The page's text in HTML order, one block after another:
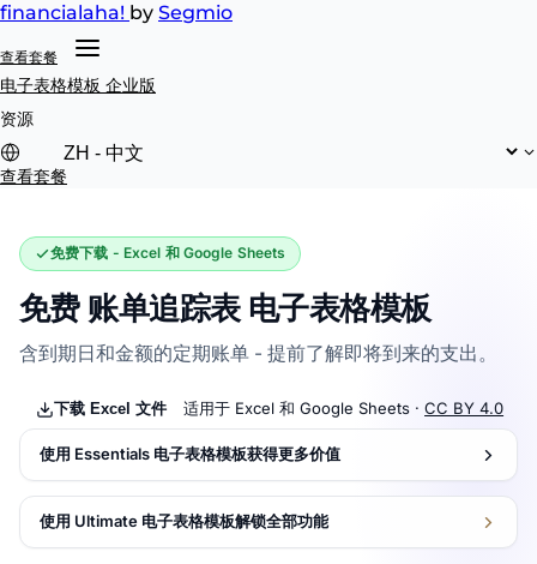
financialaha! by Segmio
查看套餐
电子表格模板 企业版
资源
查看套餐
免费下载 - Excel 和 Google Sheets
免费 账单追踪表 电子表格模板
含到期日和金额的定期账单 - 提前了解即将到来的支出。
下载 Excel 文件 适用于 Excel 和 Google Sheets ·CC BY 4.0
使用 Essentials 电子表格模板获得更多价值
使用 Ultimate 电子表格模板解锁全部功能